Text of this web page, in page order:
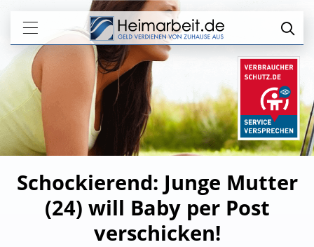
Schockierend: Junge Mutter
(24) will Baby per Post
verschicken!